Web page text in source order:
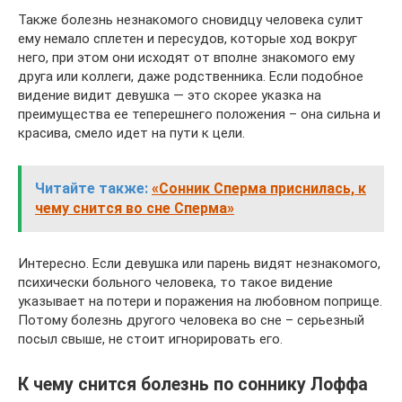
Также болезнь незнакомого сновидцу человека сулит
ему немало сплетен и пересудов, которые ход вокруг
него, при этом они исходят от вполне знакомого ему
друга или коллеги, даже родственника. Если подобное
видение видит девушка — это скорее указка на
преимущества ее теперешнего положения – она сильна и
красива, смело идет на пути к цели.
Читайте также: «Сонник Сперма приснилась, к
чему снится во сне Сперма»
Интересно. Если девушка или парень видят незнакомого,
психически больного человека, то такое видение
указывает на потери и поражения на любовном поприще.
Потому болезнь другого человека во сне – серьезный
посыл свыше, не стоит игнорировать его.
К чему снится болезнь по соннику Лоффа